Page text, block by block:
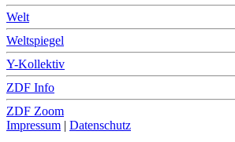
Welt
Weltspiegel
Y-Kollektiv
ZDF Info
ZDF Zoom
Impressum | Datenschutz